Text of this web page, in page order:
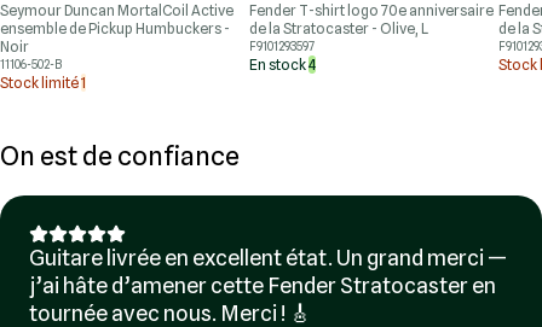
Seymour Duncan MortalCoil Active
ensemble de Pickup Humbuckers -
Noir
11106-502-B
Stock limité1
Fender T-shirt logo 70e anniversaire
de la Stratocaster - Olive, L
F9101293597
En stock4
de la
Stock
On est de confiance
Guitare livrée en excellent état. Un grand merci —
j’ai hâte d’amener cette Fender Stratocaster en
tournée avec nous. Merci ! 🎸